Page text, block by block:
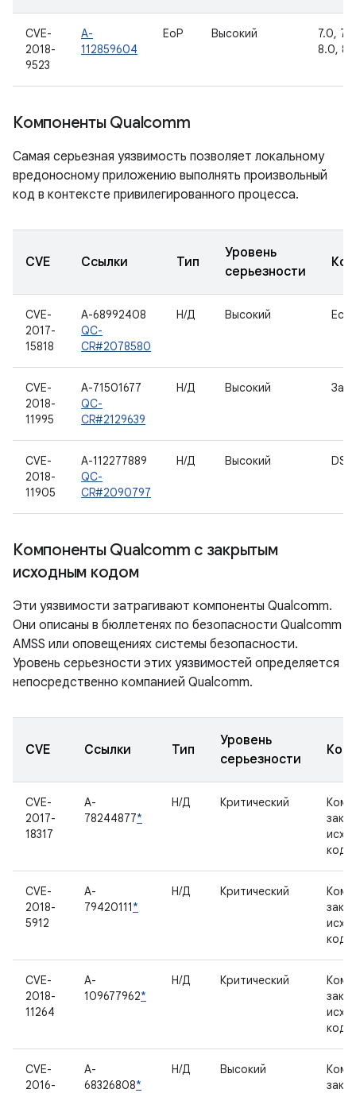
CVE-
2018-
9523
A-
112859604
EoP Высокий
7.0,
8.0,
Компоненты Qualcomm
Самая серьезная уязвимость позволяет локальному
вредоносному приложению выполнять произвольный
код в контексте привилегированного процесса.
CVE Ссылки Тип
Уровень
серьезности
CVE-
2017-
15818
A-68992408
QC-
CR#2078580
Н/Д Высокий
CVE-
2018-
11995
A-71501677
QC-
CR#2129639
Н/Д Высокий
CVE-
2018-
11905
A-112277889
QC-
CR#2090797
Н/Д Высокий
Компоненты Qualcomm с закрытым
исходным кодом
Эти уязвимости затрагивают компоненты Qualcomm.
Они описаны в бюллетенях по безопасности Qualcomm
AMSS или оповещениях системы безопасности.
Уровень серьезности этих уязвимостей определяется
непосредственно компанией Qualcomm.
CVE Ссылки Тип
Уровень
серьезности
CVE-
2017-
18317
A-
78244877*
Н/Д Критический
CVE-
2018-
5912
A-
79420111*
Н/Д Критический
CVE-
2018-
11264
A-
109677962*
Н/Д Критический
CVE-
2016-
A-
68326808*
Н/Д Высокий